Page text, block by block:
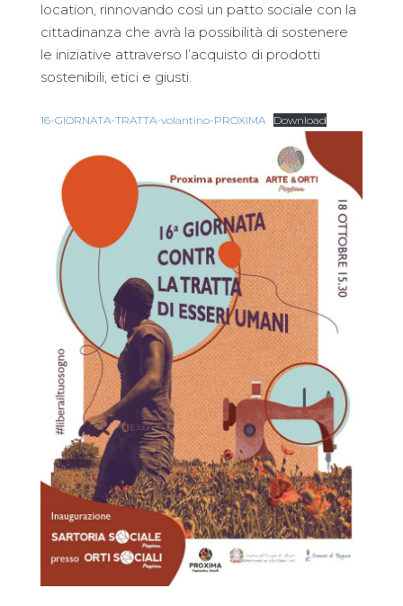
location, rinnovando così un patto sociale con la
cittadinanza che avrà la possibilità di sostenere
le iniziative attraverso l’acquisto di prodotti
sostenibili, etici e giusti.
16-GIORNATA-TRATTA-volantino-PROXIMA Download